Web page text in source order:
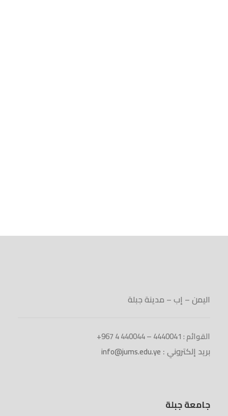
اليمن – إب – مدينة جبلة
القوائم : 4440041 – 440044 4 967+
بريد إلكتروني : info@jums.edu.ye
جامعة جبلة